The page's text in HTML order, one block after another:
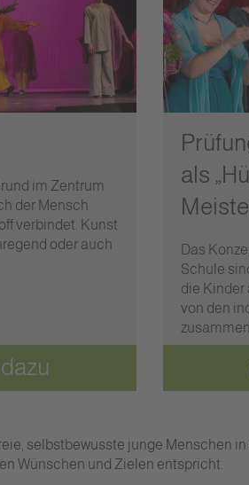
im Zentrum
der Mensch
verbindet. Kunst
oder auch
als
Das
Schule
die Kinder
von den
selbstbewusste junge Menschen
Wünschen und Zielen entspricht.